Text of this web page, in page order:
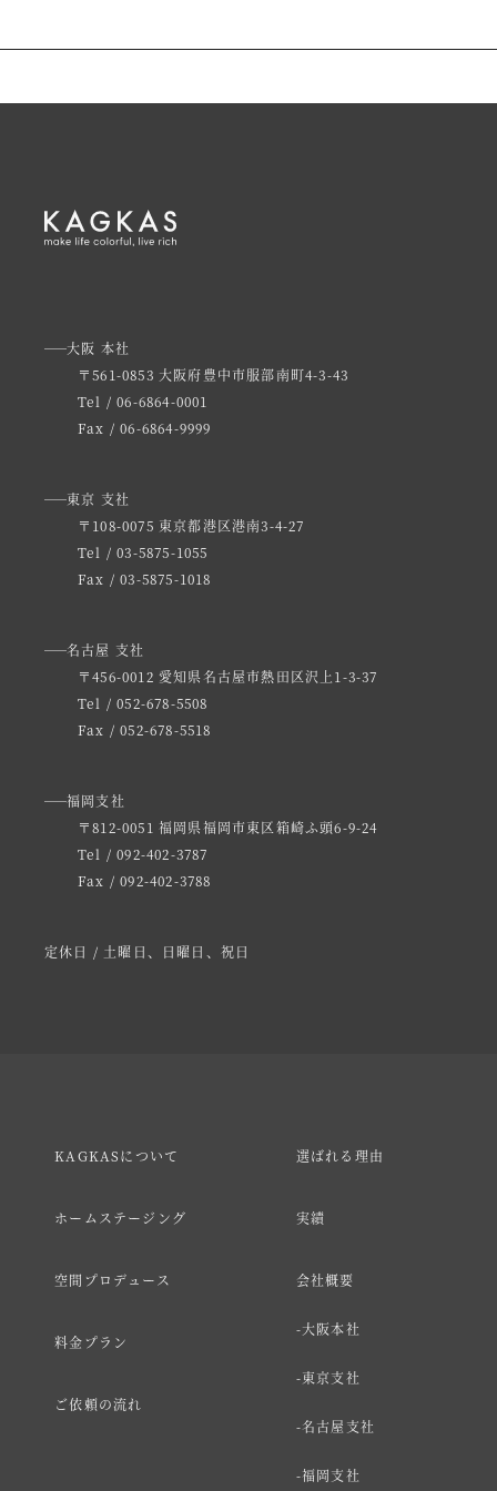
大阪 本社
〒561-0853 大阪府豊中市服部南町4-3-43
Tel / 06-6864-0001
Fax / 06-6864-9999
東京 支社
〒108-0075 東京都港区港南3-4-27
Tel / 03-5875-1055
Fax / 03-5875-1018
名古屋 支社
〒456-0012 愛知県名古屋市熱田区沢上1-3-37
Tel / 052-678-5508
Fax / 052-678-5518
福岡支社
〒812-0051 福岡県福岡市東区箱崎ふ頭6-9-24
Tel / 092-402-3787
Fax / 092-402-3788
定休日 / 土曜日、日曜日、祝日
KAGKASについて
ホームステージング
空間プロデュース
料金プラン
ご依頼の流れ
選ばれる理由
実績
会社概要
大阪本社
東京支社
名古屋支社
福岡支社